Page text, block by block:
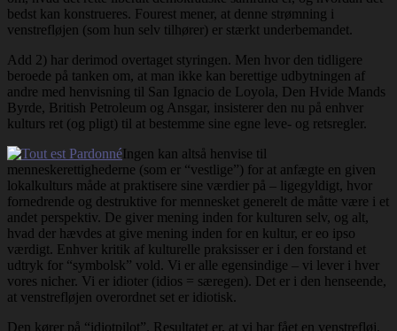
bedst kan konstrueres. Fourest mener, at denne strømning i
venstrefløjen (som hun selv tilhører) er stærkt underbemandet.
Add 2) har derimod overtaget styringen. Men hvor den tidligere
beroede på tanken om, at man ikke kan berettige udbytningen af
andre med henvisning til San Ignacio de Loyola, Den Hvide Mands
Byrde, British Petroleum og Ansgar, insisterer den nu på enhver
kulturs ret (og pligt) til at bestemme sine egne leve- og retsregler.
Ingen kan altså henvise til
menneskerettighederne (som er “vestlige”) for at anfægte en given
lokalkulturs måde at praktisere sine værdier på – ligegyldigt, hvor
fornedrende og destruktive for mennesket generelt de måtte være i et
andet perspektiv. De giver mening inden for kulturen selv, og alt,
hvad der hævdes at give mening inden for en kultur, er eo ipso
værdigt. Enhver kritik af kulturelle praksisser er i den forstand et
udtryk for “symbolsk” vold. Vi er alle egensindige – vi lever i hver
vores nicher. Vi er idioter (idios = særegen). Det er i den henseende,
at venstrefløjen overordnet set er idiotisk.
Den kører på “idiotpilot”. Resultatet er, at vi har fået en venstrefløj,